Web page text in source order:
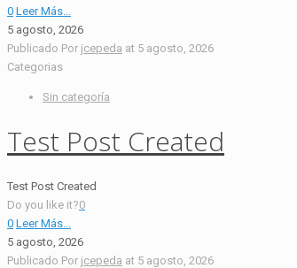
0 Leer Más...
5 agosto, 2026
Publicado Por jcepeda at 5 agosto, 2026
Categorias
Sin categoría
Test Post Created
Test Post Created
Do you like it?0
0 Leer Más...
5 agosto, 2026
Publicado Por jcepeda at 5 agosto, 2026